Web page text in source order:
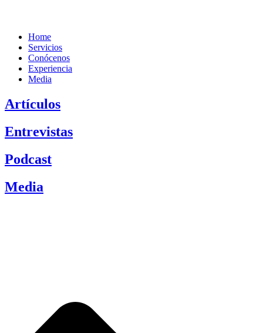
Home
Servicios
Conócenos
Experiencia
Media
Artículos
Entrevistas
Podcast
Media